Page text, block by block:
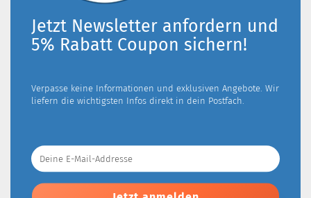
Jetzt Newsletter anfordern und
5% Rabatt Coupon sichern!
Verpasse keine Informationen und exklusiven Angebote. Wir
liefern die wichtigsten Infos direkt in dein Postfach.
Deine
E-
Mail-
Addresse